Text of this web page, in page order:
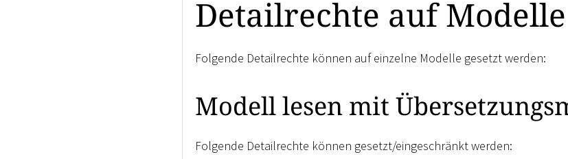
Detailrechte auf Modelle
Folgende Detailrechte können auf einzelne Modelle gesetzt werden:
Modell lesen mit
Folgende Detailrechte können gesetzt/eingeschränkt werden: